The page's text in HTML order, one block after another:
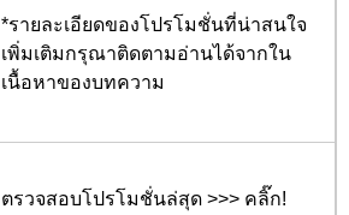
*รายละเอียดของโปรโมชั่นที่น่าสนใจ
เพิ่มเติมกรุณาติดตามอ่านได้จากใน
เนื้อหาของบทความ
ตรวจสอบโปรโมชั่นล่สุด >>> คลิ๊ก!